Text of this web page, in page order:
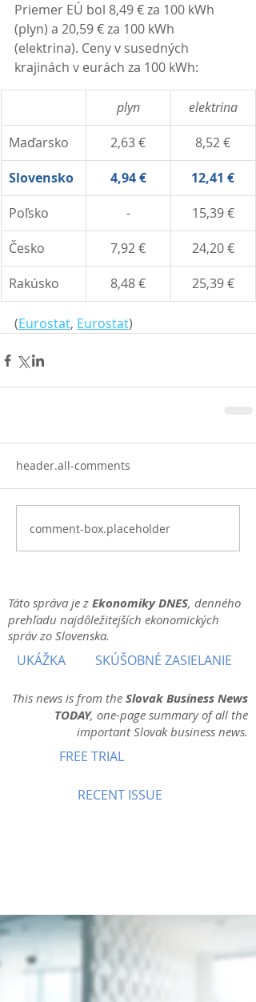
Priemer EÚ bol 8,49 € za 100 kWh
(plyn) a 20,59 € za 100 kWh
(elektrina). Ceny v susedných
krajinách v eurách za 100 kWh:
plyn
elektrina
Maďarsko
2,63 €
8,52 €
Slovensko
4,94 €
12,41 €
Poľsko
-
15,39 €
Česko
7,92 €
24,20 €
Rakúsko
8,48 € 25,39 €
(Eurostat, Eurostat)
header.all-comments
comment-box.placeholder
Táto správa je z Ekonomiky DNES, denného
prehľadu najdôležitejších ekonomických
správ zo Slovenska.
UKÁŽKA SKÚŠOBNÉ ZASIELANIE
This news is from the Slovak Business News
TODAY, one-page summary of all the
important Slovak business news.
FREE TRIAL
RECENT ISSUE